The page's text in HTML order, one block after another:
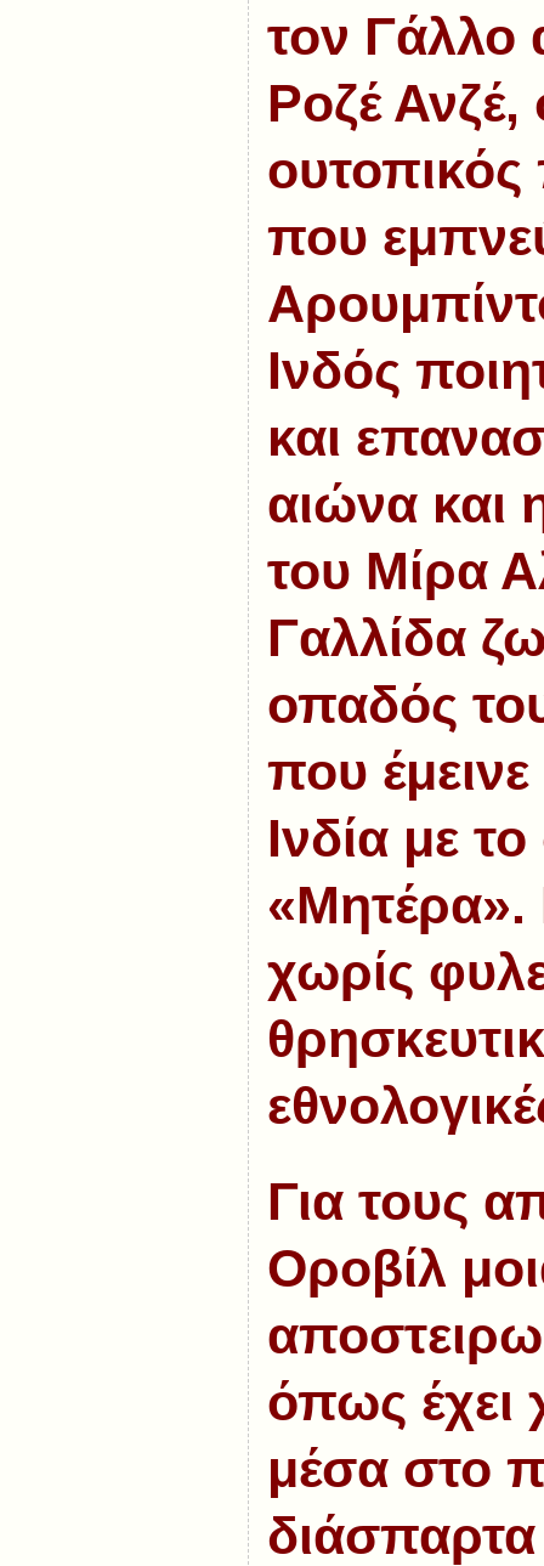
τον Γάλλο
Ροζέ
που
Ινδός
και
αιώνα και
του Μίρα
Γαλλίδα
οπαδός
που
Ινδία με
χωρίς
Για τους
Οροβίλ
όπως έχει
μέσα στο
διάσπαρτα